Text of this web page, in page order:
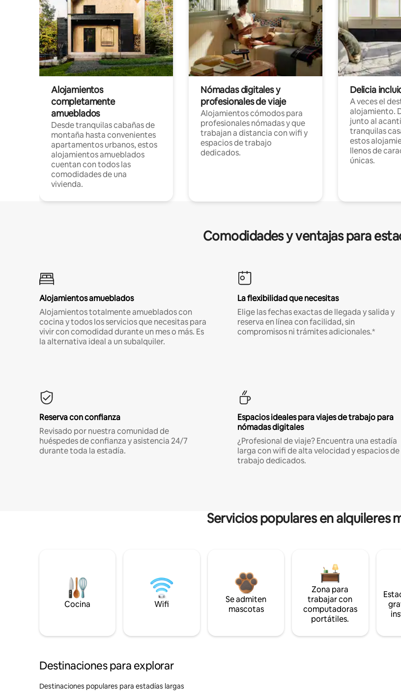
Alojamientos
completamente
amueblados
Desde tranquilas cabañas de
montaña hasta convenientes
apartamentos urbanos, estos
alojamientos amueblados
cuentan con todos las
comodidades de una
vivienda.
Nómadas digitales y
profesionales de viaje
Alojamientos cómodos para
profesionales nómadas y que
trabajan a distancia con wifi y
espacios de trabajo
dedicados.
Delicia
A veces el
alojamiento.
junto al
tranquilas
estos
llenos de
únicas.
Comodidades y ventajas para
Alojamientos amueblados
Alojamientos totalmente amueblados con
cocina y todos los servicios que necesitas para
vivir con comodidad durante un mes o más. Es
la alternativa ideal a un subalquiler.
La flexibilidad que necesitas
Elige las fechas exactas de llegada y salida y
reserva en línea con facilidad, sin
compromisos ni trámites adicionales.*
Reserva con confianza
Revisado por nuestra comunidad de
huéspedes de confianza y asistencia 24/7
durante toda la estadía.
Espacios ideales para viajes de trabajo para
nómadas digitales
¿Profesional de viaje? Encuentra una estadía
larga con wifi de alta velocidad y espacios de
trabajo dedicados.
Servicios populares en alquileres
Cocina Wifi
Se admiten
mascotas
Zona para
trabajar con
computadoras
portátiles.
Destinaciones para explorar
Destinaciones populares para estadías largas